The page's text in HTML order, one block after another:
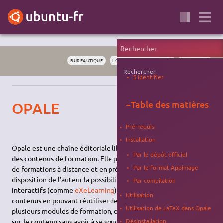
BUREAUTIQUE LOGICIELS POUR LE LYCÉE ÉDUCATION
OPALE
Opale est une chaîne éditoriale libre permettant de
des contenus de formation. Elle peut donc servir dans le cadre
de formations à distance et en présentiel, mettant à
disposition de l'auteur la possibilité de créer desexercices
interactifs (commeeXeLearning), de
contenusen pouvant réutiliser des unités de contenu dans
plusieurs modules de formation, ou encore dese concentrer
sans avoir à se soucier de la mise en forme
Rechercher
S'identifier
−Table des matières
Pré-requis
Installation
Par le dépôt officiel
Par le format Appimage
Par compilation
Utilisation
Utilisation de LaTeX dans Opale
Désinstallation